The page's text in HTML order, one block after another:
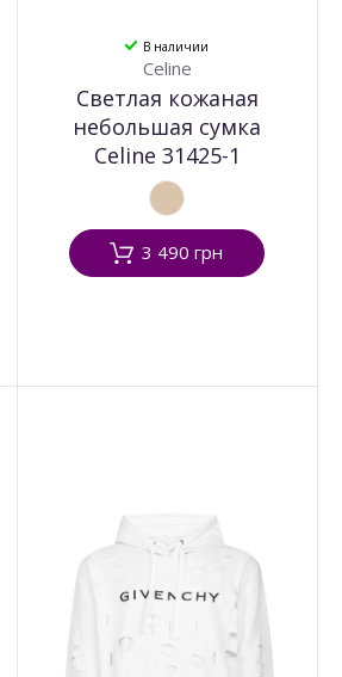
В наличии
Celine
Светлая кожаная
небольшая сумка
Celine 31425-1
3 490 грн